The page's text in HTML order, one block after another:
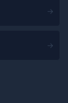
→
→